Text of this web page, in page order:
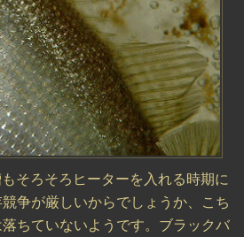
そろそろヒーターを入れる時期に
争が厳しいからでしょうか、こち
ちていないようです。ブラックバ